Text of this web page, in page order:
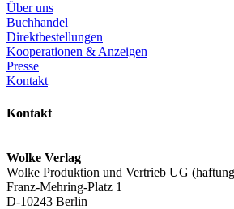
Über uns
Buchhandel
Direktbestellungen
Kooperationen & Anzeigen
Presse
Kontakt
Kontakt
Wolke Verlag
Wolke Produktion und Vertrieb UG
Franz-Mehring-Platz 1
D-10243 Berlin